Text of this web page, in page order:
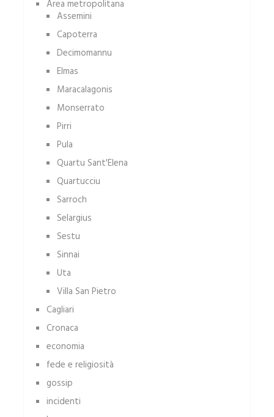
Area metropolitana
Assemini
Capoterra
Decimomannu
Elmas
Maracalagonis
Monserrato
Pirri
Pula
Quartu Sant'Elena
Quartucciu
Sarroch
Selargius
Sestu
Sinnai
Uta
Villa San Pietro
Cagliari
Cronaca
economia
fede e religiosità
gossip
incidenti